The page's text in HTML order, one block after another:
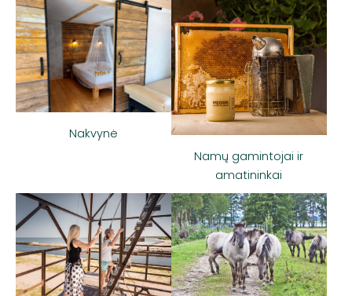
Nakvynė
Namų gamintojai ir
amatininkai